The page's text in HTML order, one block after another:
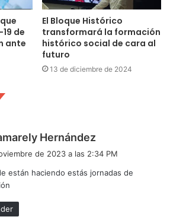
de
ante
El Bloque Histórico
transformará la formación
histórico social de cara al
futuro
13 de diciembre de 2024
Hernández
e
de 2023 a las 2:34 PM
están haciendo estás jornadas de